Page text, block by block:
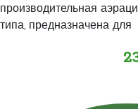
производительная
типа, предназначена для